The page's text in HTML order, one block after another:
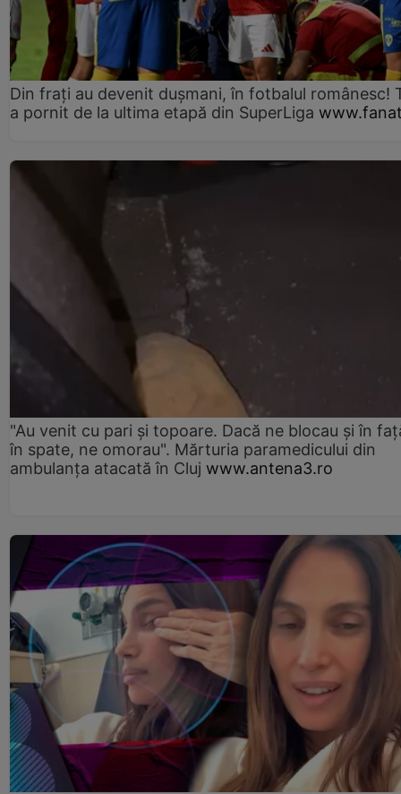
Din frați au devenit dușmani, în fotbalul românesc!
a pornit de la ultima etapă din SuperLiga
"Au venit cu pari și topoare. Dacă ne blocau şi în
în spate, ne omorau". Mărturia paramedicului din
ambulanţa atacată în Cluj www.antena3.ro